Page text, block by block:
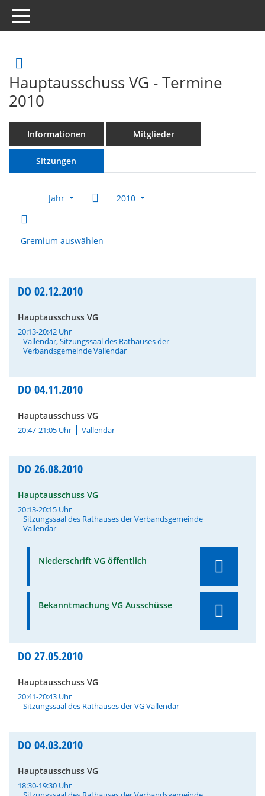
Toggle navigation
Hauptausschuss VG - Termine
2010
Informationen Mitglieder
Sitzungen
Jahr 2010
Gremium auswählen
DO 02.12.2010
Hauptausschuss VG
20:13-20:42 Uhr
Vallendar, Sitzungssaal des Rathauses der
Verbandsgemeinde Vallendar
DO 04.11.2010
Hauptausschuss VG
20:47-21:05 Uhr Vallendar
DO 26.08.2010
Hauptausschuss VG
20:13-20:15 Uhr
Sitzungssaal des Rathauses der Verbandsgemeinde
Vallendar
Niederschrift VG öffentlich
Bekanntmachung VG Ausschüsse
DO 27.05.2010
Hauptausschuss VG
20:41-20:43 Uhr
Sitzungssaal des Rathauses der VG Vallendar
DO 04.03.2010
Hauptausschuss VG
18:30-19:30 Uhr